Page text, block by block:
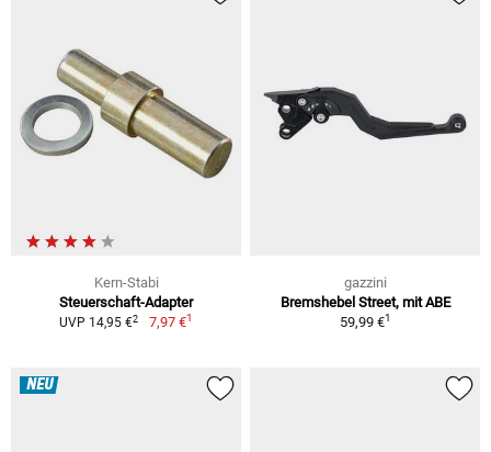
Kern-Stabi
Steuerschaft-Adapter
UVP 14,95 €2 7,97 €1
gazzini
Bremshebel Street, mit ABE
59,99 €1
NEU